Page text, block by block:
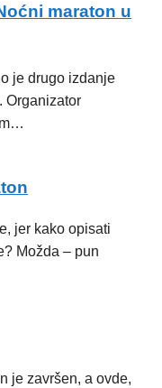
maraton u
je drugo izdanje
Organizator
jer kako opisati
Možda – pun
je završen, a ovde,